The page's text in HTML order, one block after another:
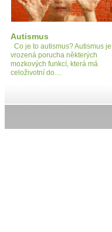
Autismus
Co je to autismus? Autismus je
vrozená porucha některých
mozkových funkcí, která má
celoživotní do…